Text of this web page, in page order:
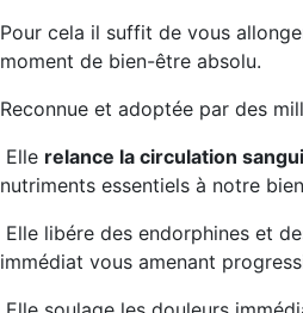
Pour cela il suffit de vous
moment de bien-être absolu.
Reconnue et adoptée par des
Elle relance la circulation
nutriments essentiels à notre
Elle libére des endorphines et
immédiat vous amenant